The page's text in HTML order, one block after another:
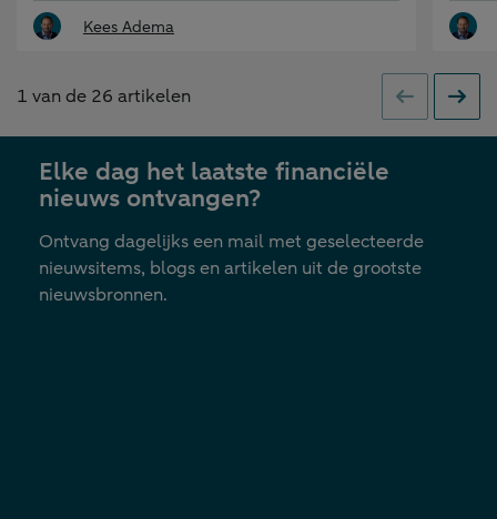
Kees Adema
1 van de 26 artikelen Vorige
Elke dag het laatste financiële
nieuws ontvangen?
Ontvang dagelijks een mail met geselecteerde
nieuwsitems, blogs en artikelen uit de grootste
nieuwsbronnen.